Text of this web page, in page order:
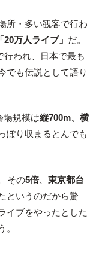
所・多い観客で行わ
万人ライブ」 だ。
行われ、日本で最も
でも伝説として語り
場規模は縦700m、横
ぽり収まるとんでも
その5倍、 東京都台
というのだから驚
イブをやったとした
。